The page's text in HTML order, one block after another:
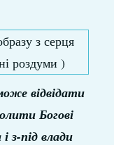
відвідати
Богові
з-під влади